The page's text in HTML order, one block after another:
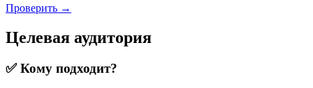
Проверить →
Целевая аудитория
✅ Кому подходит?